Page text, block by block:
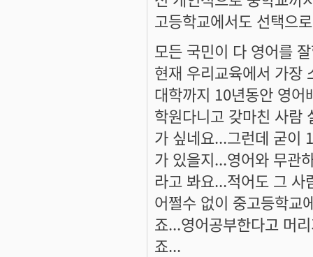
고등학교에서도 선택으
모든 국민이 다 영어를
현재 우리교육에서 가장
대학까지 10년동안 영
학원다니고 갖마친 사람
가 싶네요...그런데 굳이
가 있을지...영어와 무관
라고 봐요...적어도 그 사
어쩔수 없이 중고등학교
죠...영어공부한다고 머
죠...